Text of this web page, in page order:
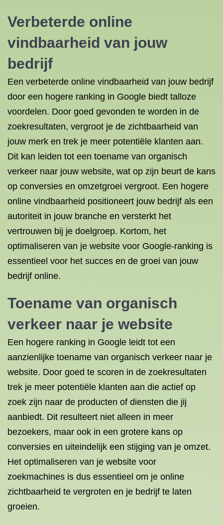
Verbeterde online
vindbaarheid van jouw
bedrijf
Een verbeterde online vindbaarheid van jouw bedrijf
door een hogere ranking in Google biedt talloze
voordelen. Door goed gevonden te worden in de
zoekresultaten, vergroot je de zichtbaarheid van
jouw merk en trek je meer potentiële klanten aan.
Dit kan leiden tot een toename van organisch
verkeer naar jouw website, wat op zijn beurt de kans
op conversies en omzetgroei vergroot. Een hogere
online vindbaarheid positioneert jouw bedrijf als een
autoriteit in jouw branche en versterkt het
vertrouwen bij je doelgroep. Kortom, het
optimaliseren van je website voor Google-ranking is
essentieel voor het succes en de groei van jouw
bedrijf online.
Toename van organisch
verkeer naar je website
Een hogere ranking in Google leidt tot een
aanzienlijke toename van organisch verkeer naar je
website. Door goed te scoren in de zoekresultaten
trek je meer potentiële klanten aan die actief op
zoek zijn naar de producten of diensten die jij
aanbiedt. Dit resulteert niet alleen in meer
bezoekers, maar ook in een grotere kans op
conversies en uiteindelijk een stijging van je omzet.
Het optimaliseren van je website voor
zoekmachines is dus essentieel om je online
zichtbaarheid te vergroten en je bedrijf te laten
groeien.